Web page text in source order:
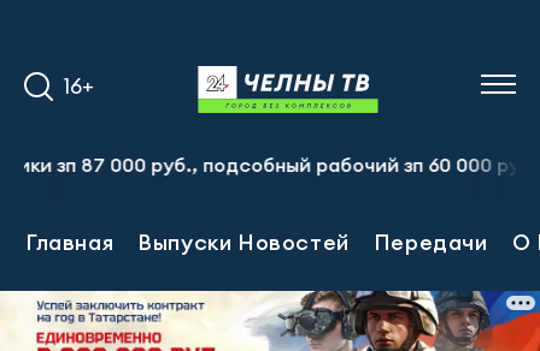
16+
87 000 руб., подсобный рабочий зп 60 000 руб.
Главная Выпуски Новостей Передачи О